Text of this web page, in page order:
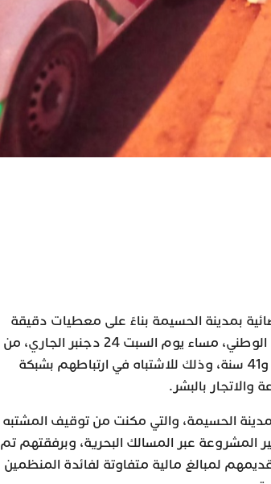
بمدينة الحسيمة بناءً على معطيات دقيقة
وفرتها مصالح المديرية العامة لمراقبة التراب الوطني، مساء يوم السبت 24 دجنبر الجاري، من
توقيف ستة أشخاص تتراوح أعمارهم بين 29 و41 سنة، وذلك للاشتباه في ارتباطهم بشبكة
بالبشر.
الحسيمة، والتي مكنت من توقيف المشتبه
المشروعة عبر المسالك البحرية، وبرفقتهم تم
لمبالغ مالية متفاوتة لفائدة المنظمين